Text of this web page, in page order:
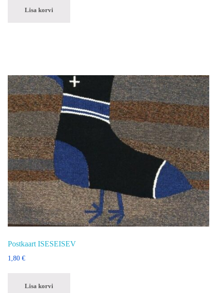
Lisa korvi
Postkaart ISESEISEV
1,80 €
Lisa korvi